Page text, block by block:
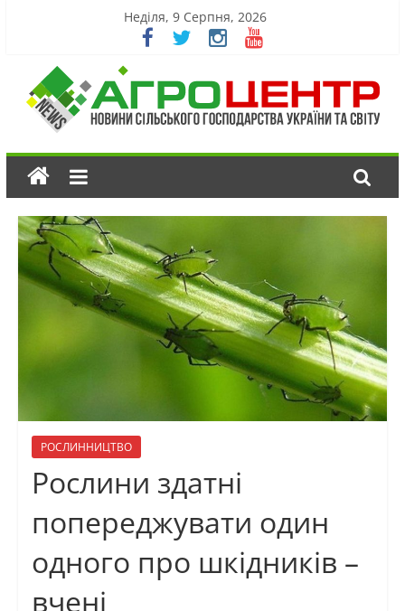
Неділя, 9 Серпня, 2026
РОСЛИННИЦТВО
Рослини здатні
попереджувати один
одного про шкідників –
вчені